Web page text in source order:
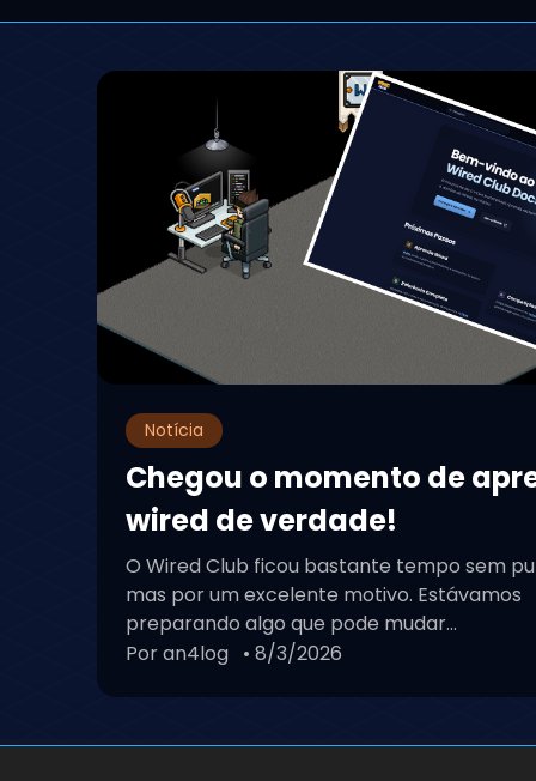
Notícia
Chegou o momento de
wired de verdade!
O Wired Club ficou bastante tempo sem
mas por um excelente motivo. Estávamos
preparando algo que pode mudar...
Por an4log • 8/3/2026